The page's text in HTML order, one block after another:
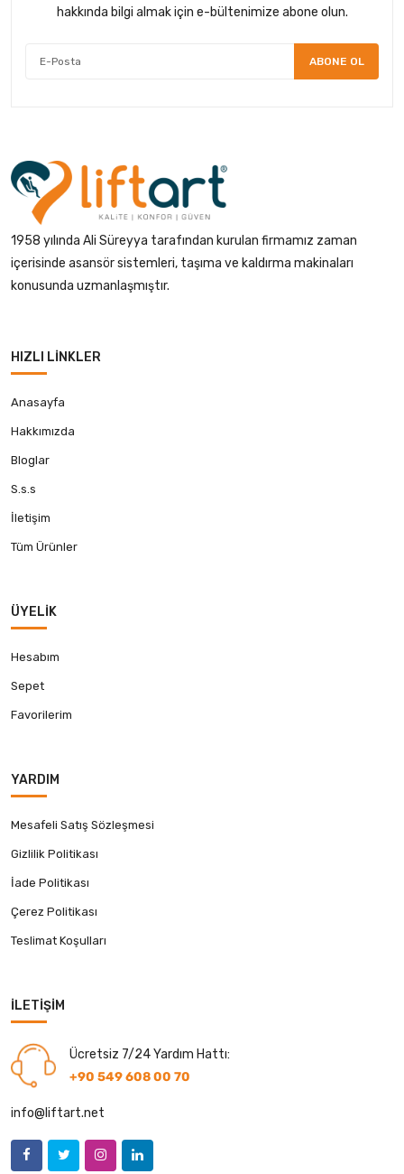
hakkında bilgi almak için e-bültenimize abone olun.
ABONE OL
1958 yılında Ali Süreyya tarafından kurulan firmamız zaman
içerisinde asansör sistemleri, taşıma ve kaldırma makinaları
konusunda uzmanlaşmıştır.
HIZLI LINKLER
Anasayfa
Hakkımızda
Bloglar
S.s.s
İletişim
Tüm Ürünler
ÜYELIK
Hesabım
Sepet
Favorilerim
YARDIM
Mesafeli Satış Sözleşmesi
Gizlilik Politikası
İade Politikası
Çerez Politikası
Teslimat Koşulları
İLETIŞIM
Ücretsiz 7/24 Yardım Hattı:
+90 549 608 00 70
info@liftart.net